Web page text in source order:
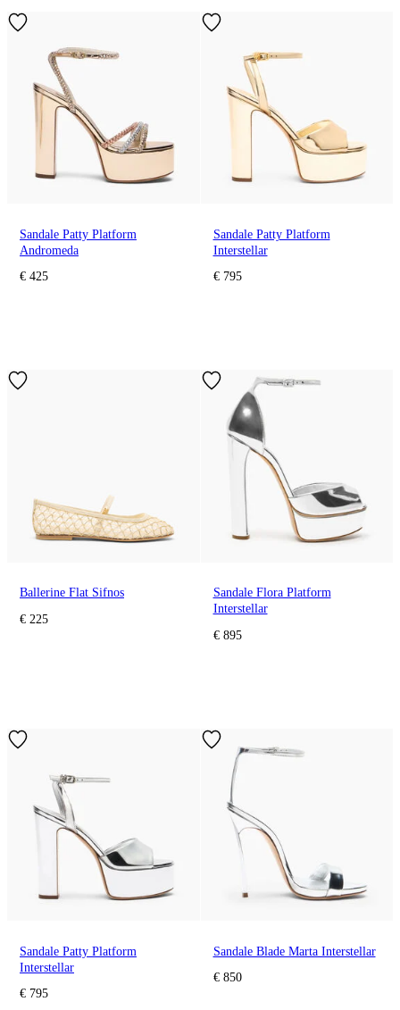
Sandale Patty Platform
Andromeda
€ 425
Sandale Patty Platform
Interstellar
€ 795
Ballerine Flat Sifnos
€ 225
Sandale Flora Platform
Interstellar
€ 895
Sandale Patty Platform
Interstellar
€ 795
Sandale Blade Marta Interstellar
€ 850